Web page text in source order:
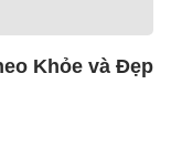
Khỏe và Đẹp